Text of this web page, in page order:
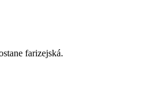
farizejská.